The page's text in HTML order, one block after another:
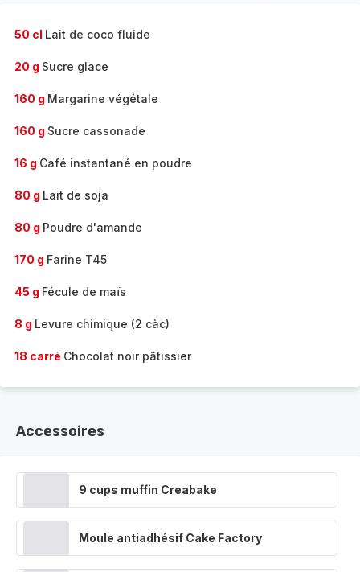
50 cl Lait de coco fluide
20 g Sucre glace
160 g Margarine végétale
160 g Sucre cassonade
16 g Café instantané en poudre
80 g Lait de soja
80 g Poudre d'amande
170 g Farine T45
45 g Fécule de maïs
8 g Levure chimique (2 càc)
18 carré Chocolat noir pâtissier
Accessoires
9 cups muffin Creabake
Moule antiadhésif Cake Factory